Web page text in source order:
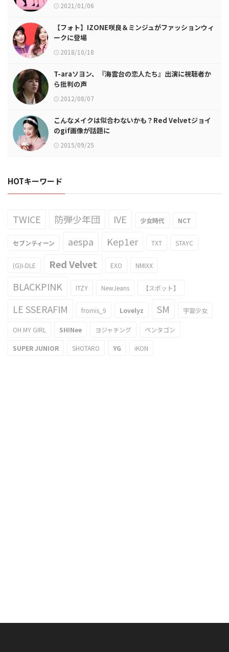
2021/01/06
【フォト】IZONE咲良＆ミンジュがファッションウィ
ークに登場
2018/10/18
T-araソヨン、『海雲台の恋人たち』出演に視聴者か
ら批判の声
2012/08/07
こんなメイクは似合わないかも？Red Velvetジョイ
のgif画像が話題に
2015/09/25
HOTキーワード
TWICE 防弾少年団 IVE 少女時代 NCT
セブンティーン aespa Kep1er TXT STAYC
(G)I-DLE Red Velvet EXO NMIXX
BLACKPINK ITZY NewJeans 【スポット】
LE SSERAFIM fromis_9 Lovelyz SM 宇宙少女
OH MY GIRL SHINee ヨジャチング ペンタゴン
SUPER JUNIOR SHOTARO YG iKON